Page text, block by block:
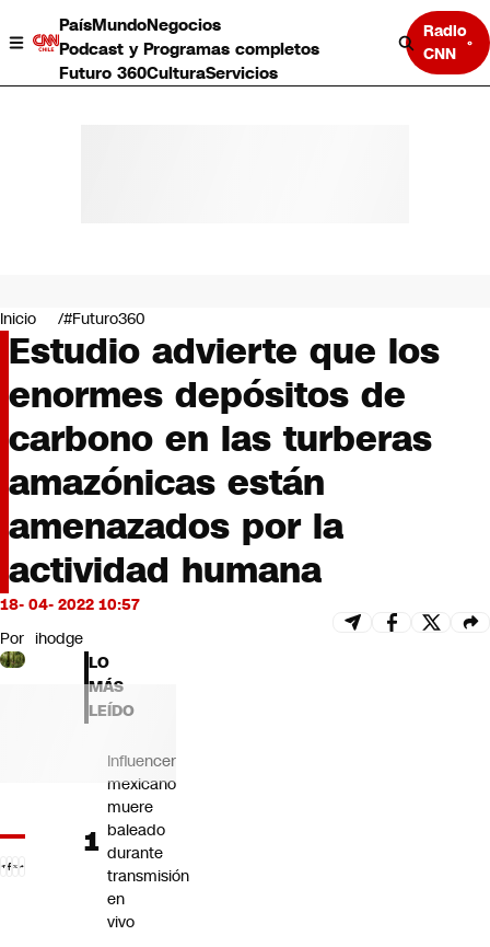
PaísMundoNegocios
Podcast y Programas completos
Futuro 360CulturaServicios
Radio
CNN
Negocios
Deportes
Programas completos
Cultura
Servicios
Bits
CNN tiempo
Opinión
Inicio #Futuro360
Estudio advierte que los
enormes depósitos de
carbono en las turberas
amazónicas están
amenazados por la
actividad humana
18- 04- 2022 10:57
Por ihodge
LO
MÁS
LEÍDO
Influencer
mexicano
muere
baleado
durante
transmisión
en
vivo